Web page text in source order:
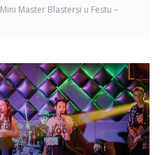
Mini Master Blastersi u Festu –